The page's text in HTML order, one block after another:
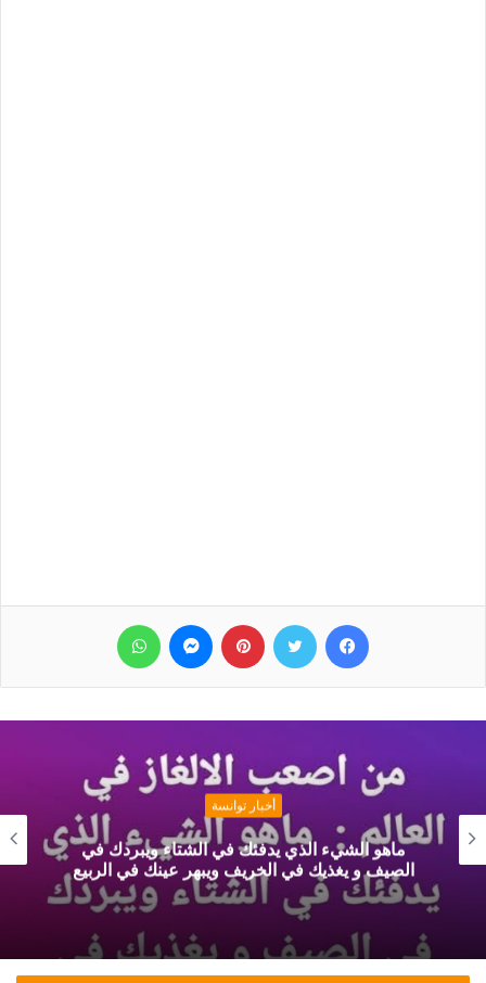
فيسبوك تويتر بينتيريست ماسنجر
أخبار توانسة
ماهو الشيء الذي يدفئك في الشتاء ويبردك في
الصيف و يغذيك في الخريف ويبهر عينك في الربيع